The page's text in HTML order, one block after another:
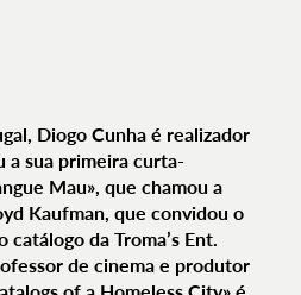
Diogo Cunha é realizador
a sua primeira curta-
Mau», que chamou a
Kaufman, que convidou o
da Troma’s Ent.
de cinema e produtor